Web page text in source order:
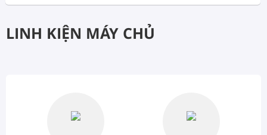
LINH KIỆN MÁY CHỦ